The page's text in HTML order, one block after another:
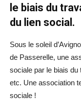
le biais du
du lien social.
Sous le soleil
de Passerelle, une
sociale par le biais du
etc. Une association
sociale !